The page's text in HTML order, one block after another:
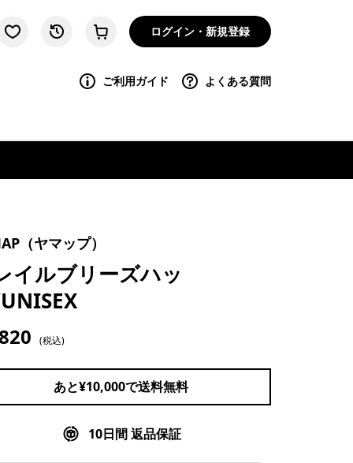
ログイン・新規登録
ご利用ガイド よくある質問
（ヤマップ）
イルブリーズハッ
(税込)
あと¥10,000で送料無料
10日間 返品保証